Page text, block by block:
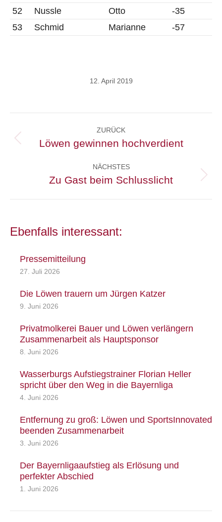
52
Nussle Otto
-35
53
Schmid Marianne -57
12. April 2019
ZURÜCK
Vorheriger
Löwen gewinnen hochverdient
NÄCHSTES
Nächster
Zu Gast beim Schlusslicht
Ebenfalls interessant:
Pressemitteilung
27. Juli 2026
Die Löwen trauern um Jürgen Katzer
9. Juni 2026
Privatmolkerei Bauer und Löwen verlängern
Zusammenarbeit als Hauptsponsor
8. Juni 2026
Wasserburgs Aufstiegstrainer Florian Heller
spricht über den Weg in die Bayernliga
4. Juni 2026
Entfernung zu groß: Löwen und SportsInnovated
beenden Zusammenarbeit
3. Juni 2026
Der Bayernligaaufstieg als Erlösung und
perfekter Abschied
1. Juni 2026